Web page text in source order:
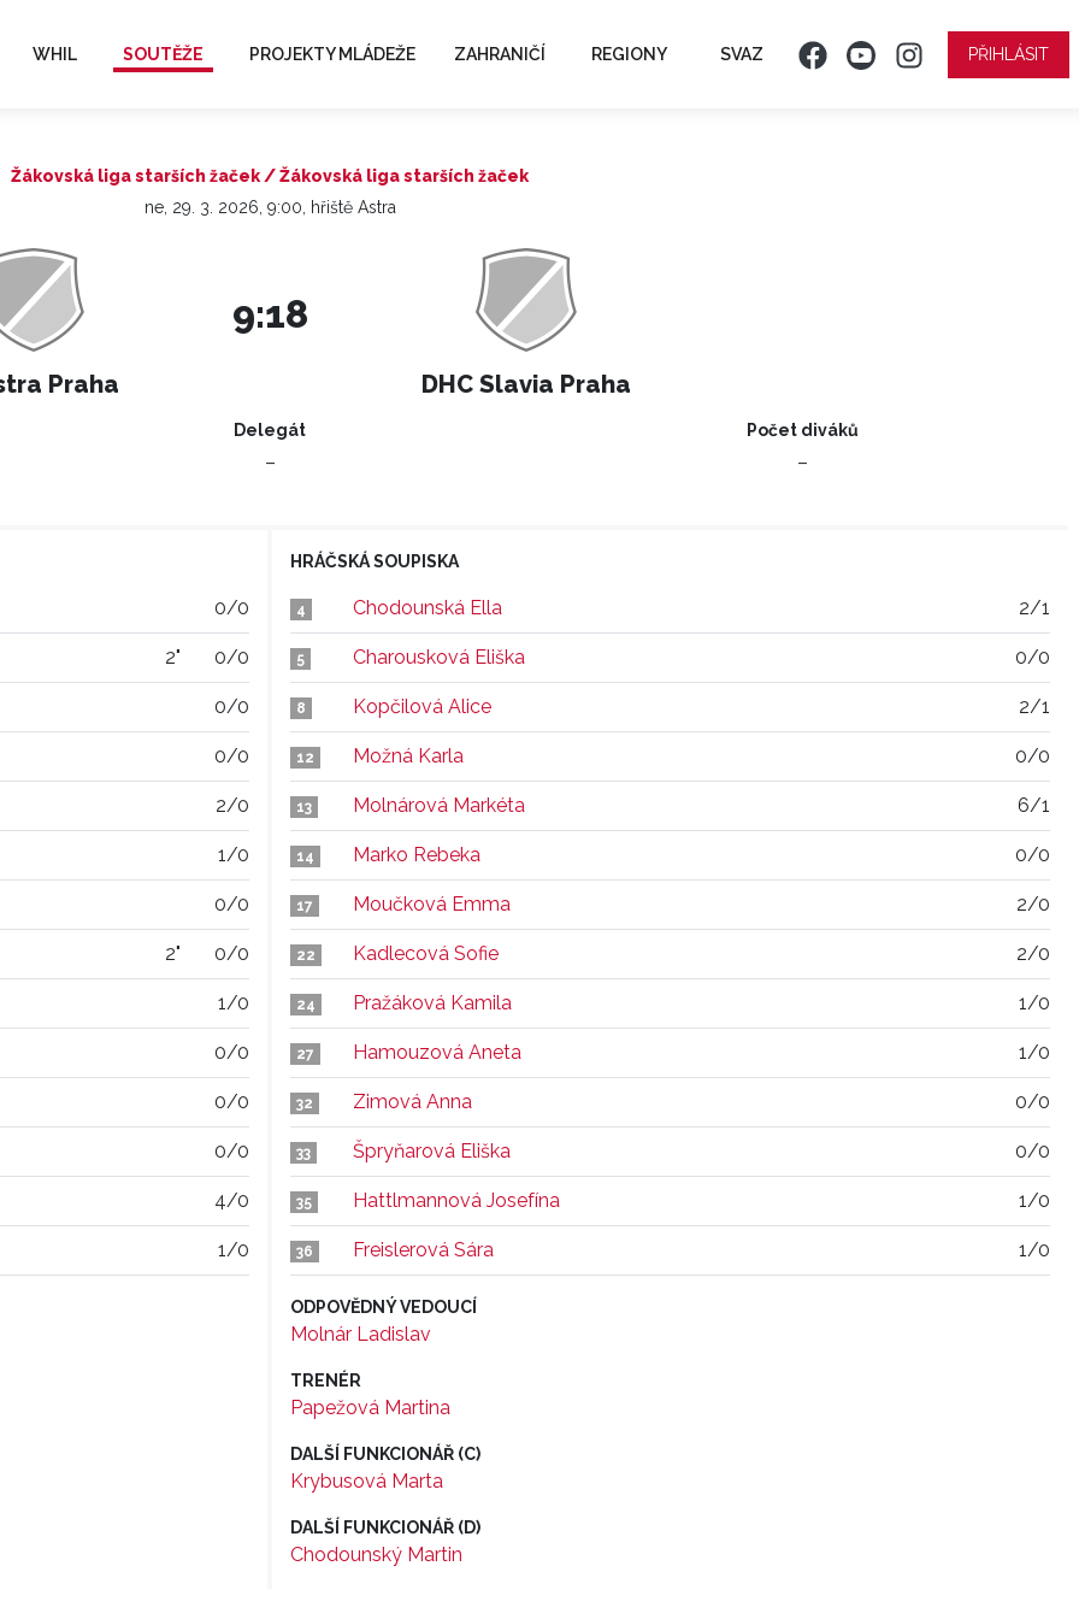
WHIL SOUTĚŽE PROJEKTY MLÁDEŽE ZAHRANIČÍ REGIONY SVAZ PŘIHLÁSIT
Žákovská liga starších žaček / Žákovská liga starších žaček
ne, 29. 3. 2026, 9:00, hřiště Astra
Praha
9:18
DHC Slavia Praha
Delegát
–
Počet diváků
–
0/0
2" 0/0
0/0
0/0
2/0
1/0
0/0
2" 0/0
1/0
0/0
0/0
0/0
4/0
1/0
HRÁČSKÁ SOUPISKA
4 Chodounská Ella 2/1
5 Charousková Eliška 0/0
8 Kopčilová Alice 2/1
12 Možná Karla 0/0
13 Molnárová Markéta 6/1
14 Marko Rebeka 0/0
17 Moučková Emma 2/0
22 Kadlecová Sofie 2/0
24 Pražáková Kamila 1/0
27 Hamouzová Aneta 1/0
32 Zimová Anna 0/0
33 Špryňarová Eliška 0/0
35 Hattlmannová Josefína 1/0
36 Freislerová Sára 1/0
ODPOVĚDNÝ VEDOUCÍ
Molnár Ladislav
TRENÉR
Papežová Martina
DALŠÍ FUNKCIONÁŘ (C)
Krybusová Marta
DALŠÍ FUNKCIONÁŘ (D)
Chodounský Martin